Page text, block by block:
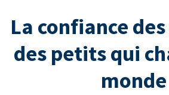
La confiance
des petits qui
monde